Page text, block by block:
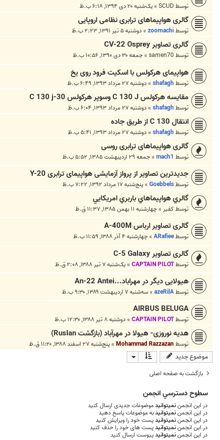
توسطSCUD
»یک‌شنبه ۲۰ دی ۱۳۹۴, ۶:۱۸ ب.ظ
گالری هواپیماهای ترابری نظامی اروپایی
توسطzoornachi
» دوشنبه ۵ تیر ۱۳۹۱, ۲:۲۳ ب.ظ
گالری تصاویر CV-22 Osprey
توسط samen70
»جمعه ۳۰ دی ۱۳۹۰, ۱۰:۵۶ ب.ظ
هواپیمای هرکولس با اسکیت فرود روی یخ
توسط shafagh
» دوشنبه ۲۷ مرداد ۱۳۹۳, ۶:۴۹ ب.ظ
مقایسه هرکولس C 130 J وسوپر هرکولس C 130 j-30
توسط shafagh
» دوشنبه ۲۷ مرداد ۱۳۹۳, ۶:۰۴ ب.ظ
انتقال C 130 از طریق جاده
توسط shafagh
» دوشنبه ۲۷ مرداد ۱۳۹۳, ۵:۴۱ ب.ظ
گالری هواپیماهای ترابری روسی
توسط mach1
»جمعه ۲۹ اردیبهشت ۱۳۸۵, ۵:۵۲ ب.ظ
جدیدترین تصاویر از پرواز آزمایشی هواپیمای ترابری Y-20
توسطGoebbels
»پنج‌شنبه ۱۷ مرداد ۱۳۹۲, ۷:۲۲ ب.ظ
گالري هواپيماهاي باربري امريکايي
توسطکفير »چهارشنبه ۱۱ بهمن ۱۳۸۵, ۱۱:۳۷ ق.ظ
گالری تصاویر ارباس A-400M
توسطARafiee
»چهارشنبه ۴ آذر ۱۳۸۸, ۱۱:۵۹ ب.ظ
گالری تصاویر C-5 Galaxy
توسطCAPTAIN PILOT
»یک‌شنبه ۷ تیر ۱۳۸۸, ۲:۰۸ ق.ظ
هیولایی دیگر در مهراباد...An-22 Antei
توسطazeRilA
»سه‌شنبه ۷ اردیبهشت ۱۳۸۹, ۹:۳۰ ب.ظ
AIRBUS BELUGA
توسطCAPTAIN PILOT
» دوشنبه ۸ تیر ۱۳۸۸, ۱۲:۳۰ ب.ظ
هدیه نوروزی- هیولا در مهرآباد (بازگشت Ruslan)
توسطMohammad Razzazan
»پنج‌شنبه ۲۷ اسفند ۱۳۸۸, ۱۱:۲۰ ق.ظ
موضوع جدید
بازگشت به صفحه اصلی
سطوح دسترسي انجمن
در این انجمننمیتوانیدموضوعات جدیدی ارسال کنید
در این انجمننمیتوانیدبه موضوعات پاسخ دهید
در این انجمننمیتوانیدپست خود را ویرایش کنید
در این انجمننمیتوانیدپست های خود را حذف کنید
در این انجمننمیتوانیدپیوست ارسال کنید